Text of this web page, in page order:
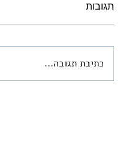
תגובות
כתיבת תגובה...